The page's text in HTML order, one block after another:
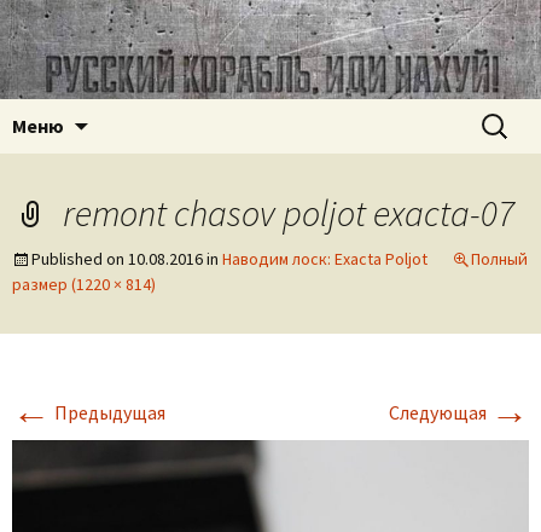
ussr-watch.com
Часовое наследие СССР
Меню Найти:
remont chasov poljot exacta-07
Published on 10.08.2016in Наводим лоск: Exacta Poljot
Полный
размер (1220 × 814)
← Предыдущая Следующая →